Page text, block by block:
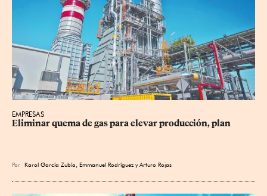
EMPRESAS
Eliminar quema de gas para elevar producción, plan
Por Karol García Zubía Emmanuel Rodríguez yArturo Rojas